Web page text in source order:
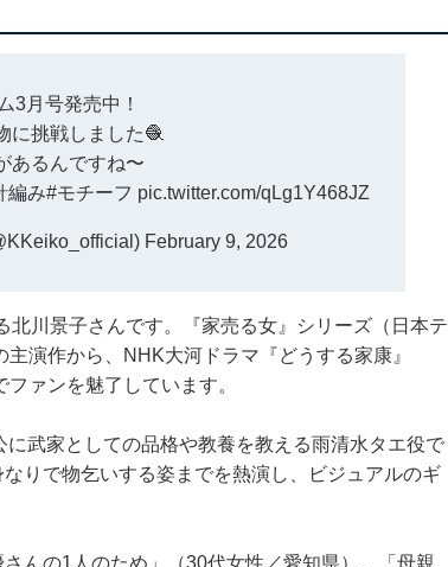
3月号発売中！
に挑戦しました🧶
あるんですね〜
編み#モチーフ pic.twitter.com/qLg1Y468JZ
February 9, 2026
川景子さんです。『家売る女』シリーズ（日本テ
演作から、NHK大河ドラマ『どうする家康』
ァンを魅了しています。
武家としての品格や教養を教える雨清水タエ役で
りで物乞いする姿までを熱演し、ビジュアルのギ